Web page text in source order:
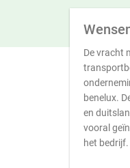
De vracht
benelux.
en
vooral
het bedrijf.